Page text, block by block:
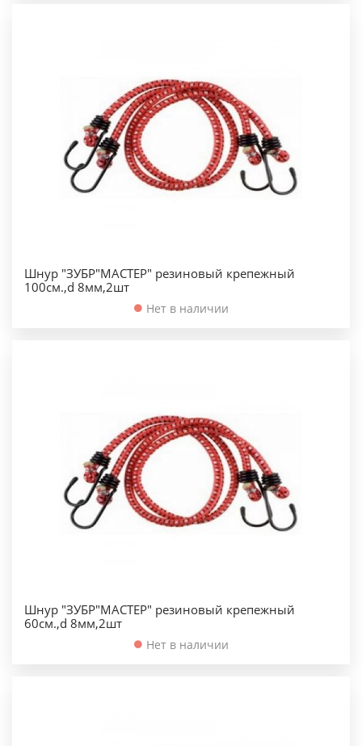
Шнур "ЗУБР"МАСТЕР" резиновый крепежный
100см.,d 8мм,2шт
Нет в наличии
Шнур "ЗУБР"МАСТЕР" резиновый крепежный
60см.,d 8мм,2шт
Нет в наличии